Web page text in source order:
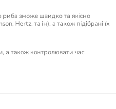
риба зможе швидко та якісно
Hertz, та ін), а також підібрані їх
а також контролювати час